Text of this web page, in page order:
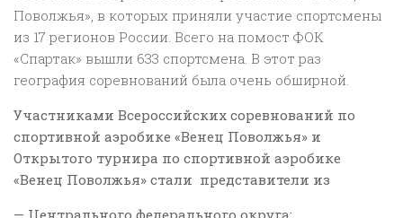
Поволжья», в которых приняли участие спортсмены
из 17 регионов России. Всего на помост ФОК
«Спартак» вышли 633 спортсмена. В этот раз
география соревнований была очень обширной.
Участниками Всероссийских соревнований по
спортивной аэробике «Венец Поволжья» и
Открытого турнира по спортивной аэробике
«Венец Поволжья» стали представители из
— Центрального федерального округа: